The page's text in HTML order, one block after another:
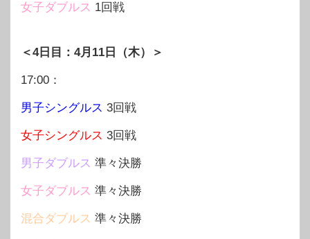
女子ダブルス 1回戦
＜4日目：4月11日（木）＞
17:00：
男子シングルス 3回戦
女子シングルス 3回戦
男子ダブルス 準々決勝
女子ダブルス 準々決勝
混合ダブルス 準々決勝